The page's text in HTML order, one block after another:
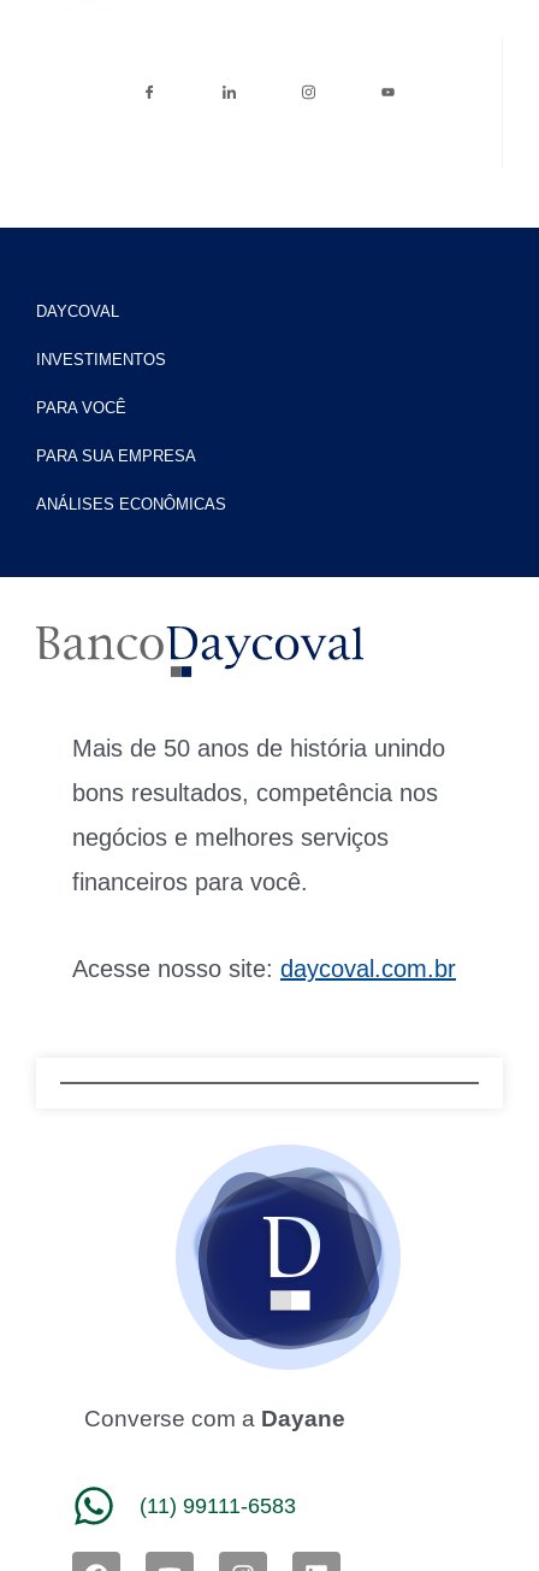
DAYCOVAL
INVESTIMENTOS
PARA VOCÊ
PARA SUA EMPRESA
ANÁLISES ECONÔMICAS
Mais de 50 anos de história unindo
bons resultados, competência nos
negócios e melhores serviços
financeiros para você.
Acesse nosso site: daycoval.com.br
Converse com a Dayane
(11) 99111-6583
F Y I L